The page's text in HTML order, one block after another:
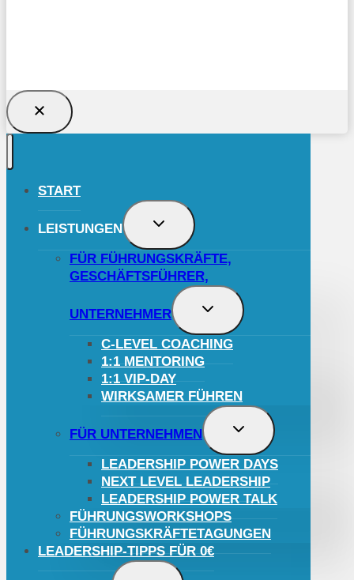
START
LEISTUNGEN
UNTERMENÜ
UMSCHALTEN
FÜR FÜHRUNGSKRÄFTE,
GESCHÄFTSFÜHRER,
UNTERNEHMER
UNTERMENÜ
UMSCHALTEN
C-LEVEL COACHING
1:1 MENTORING
1:1 VIP-DAY
WIRKSAMER FÜHREN
FÜR UNTERNEHMEN
UNTERMENÜ
UMSCHALTEN
LEADERSHIP POWER DAYS
NEXT LEVEL LEADERSHIP
LEADERSHIP POWER TALK
FÜHRUNGSWORKSHOPS
FÜHRUNGSKRÄFTETAGUNGEN
LEADERSHIP-TIPPS FÜR 0€